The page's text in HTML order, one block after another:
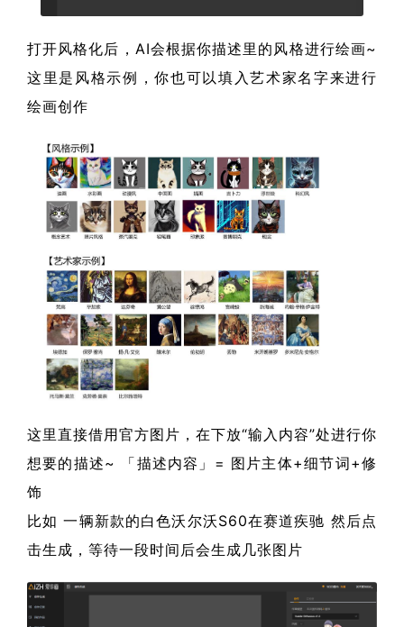
打开风格化后，AI会根据你描述里的风格进行绘画~
这里是风格示例，你也可以填入艺术家名字来进行
绘画创作
这里直接借用官方图片，在下放“输入内容”处进行你
想要的描述~ 「描述内容」= 图片主体+细节词+修
饰
比如 一辆新款的白色沃尔沃S60在赛道疾驰 然后点
击生成，等待一段时间后会生成几张图片